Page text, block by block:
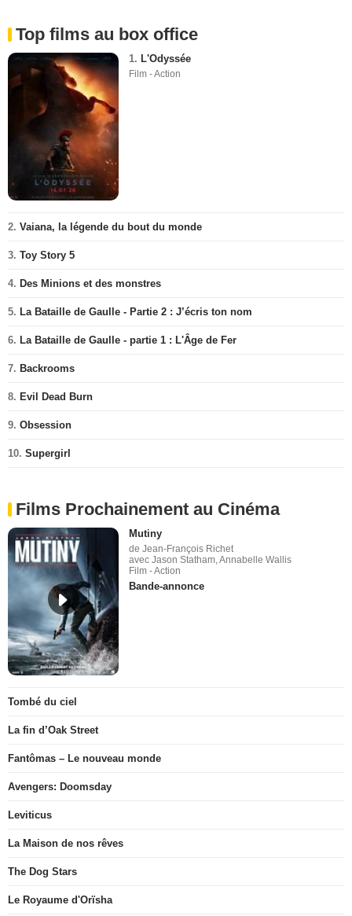
Top films au box office
1. L'Odyssée
Film - Action
2. Vaiana, la légende du bout du monde
3. Toy Story 5
4. Des Minions et des monstres
5. La Bataille de Gaulle - Partie 2 : J’écris ton nom
6. La Bataille de Gaulle - partie 1 : L'Âge de Fer
7. Backrooms
8. Evil Dead Burn
9. Obsession
10. Supergirl
Films Prochainement au Cinéma
Mutiny
de Jean-François Richet
avec Jason Statham, Annabelle Wallis
Film - Action
Bande-annonce
Tombé du ciel
La fin d’Oak Street
Fantômas – Le nouveau monde
Avengers: Doomsday
Leviticus
La Maison de nos rêves
The Dog Stars
Le Royaume d'Orïsha